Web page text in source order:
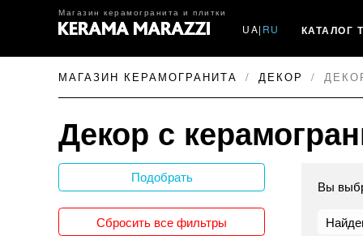
Магазин керамогранита и плитки
UA| RU КАТАЛОГ
МАГАЗИН КЕРАМОГРАНИТА ДЕКОР
Декор с
Вы
Подобрать
Сбросить все фильтры